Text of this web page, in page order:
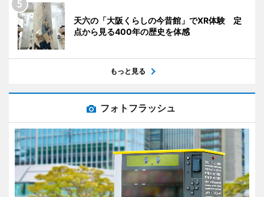
天六の「大阪くらしの今昔館」でXR体験 定
点から見る400年の歴史を体感
もっと見る
フォトフラッシュ